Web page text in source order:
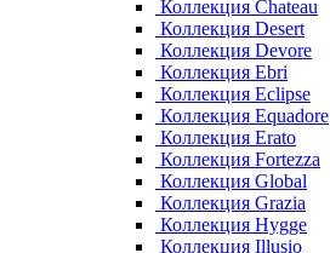
Коллекция Chateau
Коллекция Desert
Коллекция Devore
Коллекция Ebri
Коллекция Eclipse
Коллекция Equadore
Коллекция Erato
Коллекция Fortezza
Коллекция Global
Коллекция Grazia
Коллекция Hygge
Коллекция Illusio